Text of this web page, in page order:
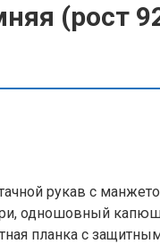
(рост
рукав с
одношовный
планка с